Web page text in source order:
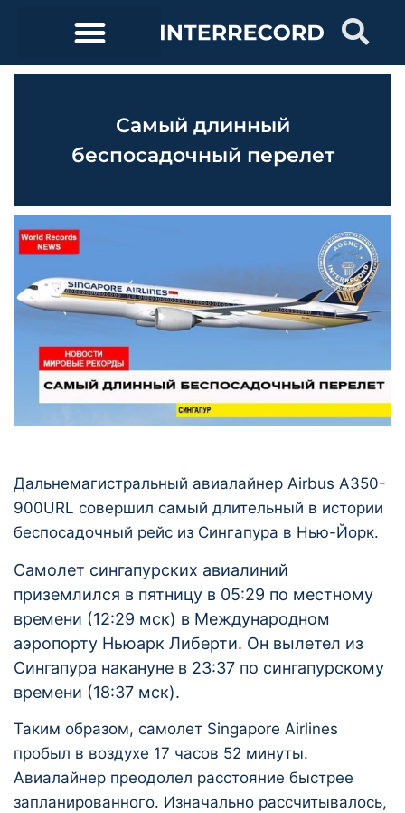
Самый длинный
беспосадочный перелет
Дальнемагистральный авиалайнер Airbus A350-
900URL совершил самый длительный в истории
беспосадочный рейс из Сингапура в Нью-Йорк.
Самолет сингапурских авиалиний
приземлился в пятницу в 05:29 по местному
времени (12:29 мск) в Международном
аэропорту Ньюарк Либерти. Он вылетел из
Сингапура накануне в 23:37 по сингапурскому
времени (18:37 мск).
Таким образом, самолет Singapore Airlines
пробыл в воздухе 17 часов 52 минуты.
Авиалайнер преодолел расстояние быстрее
запланированного. Изначально рассчитывалось,